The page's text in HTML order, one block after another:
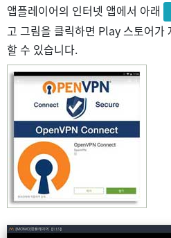
앱플레이어의 인터넷 앱에서 아래
고 그림을 클릭하면 Play 스토어가
할 수 있습니다.